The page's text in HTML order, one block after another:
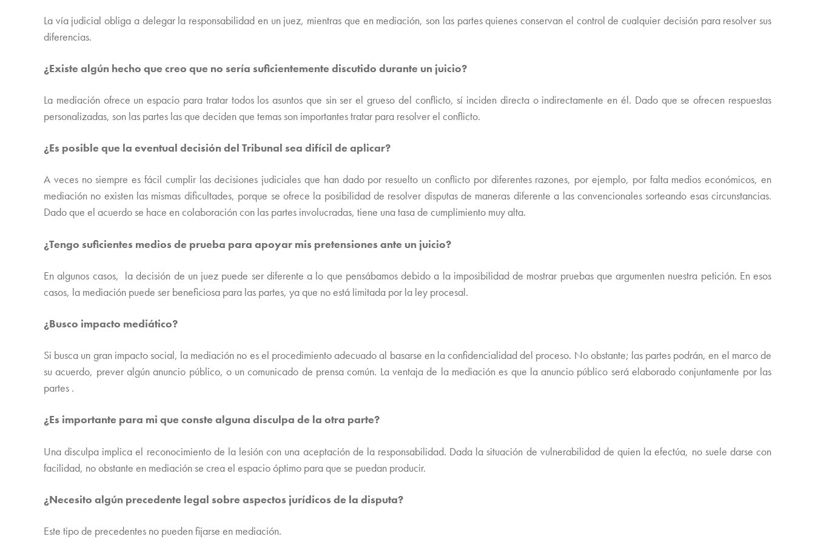
La vía judicial obliga a delegar la responsabilidad en un juez, mientras que en mediación, son las partes quienes conservan el control de cualquier decisión para resolver sus
diferencias.
¿Existe algún hecho que creo que no sería suficientemente discutido durante un juicio?
La mediación ofrece un espacio para tratar todos los asuntos que sin ser el grueso del conflicto, sí inciden directa o indirectamente en él. Dado que se ofrecen respuestas
personalizadas, son las partes las que deciden que temas son importantes tratar para resolver el conflicto.
¿Es posible que la eventual decisión del Tribunal sea difícil de aplicar?
A veces no siempre es fácil cumplir las decisiones judiciales que han dado por resuelto un conflicto por diferentes razones, por ejemplo, por falta medios económicos, en
mediación no existen las mismas dificultades, porque se ofrece la posibilidad de resolver disputas de maneras diferente a las convencionales sorteando esas circunstancias.
Dado que el acuerdo se hace en colaboración con las partes involucradas, tiene una tasa de cumplimiento muy alta.
¿Tengo suficientes medios de prueba para apoyar mis pretensiones ante un juicio?
En algunos casos, la decisión de un juez puede ser diferente a lo que pensábamos debido a la imposibilidad de mostrar pruebas que argumenten nuestra petición. En esos
casos, la mediación puede ser beneficiosa para las partes, ya que no está limitada por la ley procesal.
¿Busco impacto mediático?
Si busca un gran impacto social, la mediación no es el procedimiento adecuado al basarse en la confidencialidad del proceso. No obstante; las partes podrán, en el marco de
su acuerdo, prever algún anuncio público, o un comunicado de prensa común. La ventaja de la mediación es que la anuncio público será elaborado conjuntamente por las
partes .
¿Es importante para mi que conste alguna disculpa de la otra parte?
Una disculpa implica el reconocimiento de la lesión con una aceptación de la responsabilidad. Dada la situación de vulnerabilidad de quien la efectúa, no suele darse con
facilidad, no obstante en mediación se crea el espacio óptimo para que se puedan producir.
¿Necesito algún precedente legal sobre aspectos jurídicos de la disputa?
Este tipo de precedentes no pueden fijarse en mediación.